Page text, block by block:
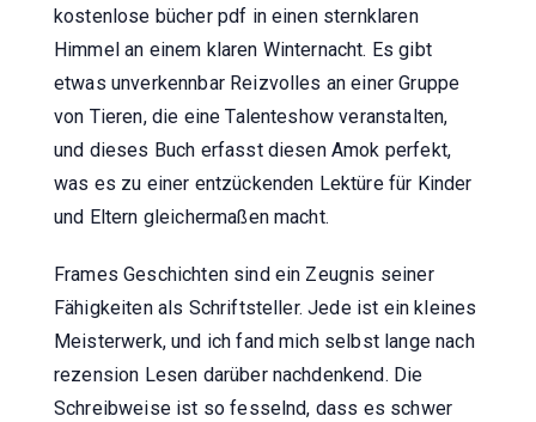
kostenlose bücher pdf in einen sternklaren
Himmel an einem klaren Winternacht. Es gibt
etwas unverkennbar Reizvolles an einer Gruppe
von Tieren, die eine Talenteshow veranstalten,
und dieses Buch erfasst diesen Amok perfekt,
was es zu einer entzückenden Lektüre für Kinder
und Eltern gleichermaßen macht.
Frames Geschichten sind ein Zeugnis seiner
Fähigkeiten als Schriftsteller. Jede ist ein kleines
Meisterwerk, und ich fand mich selbst lange nach
rezension Lesen darüber nachdenkend. Die
Schreibweise ist so fesselnd, dass es schwer